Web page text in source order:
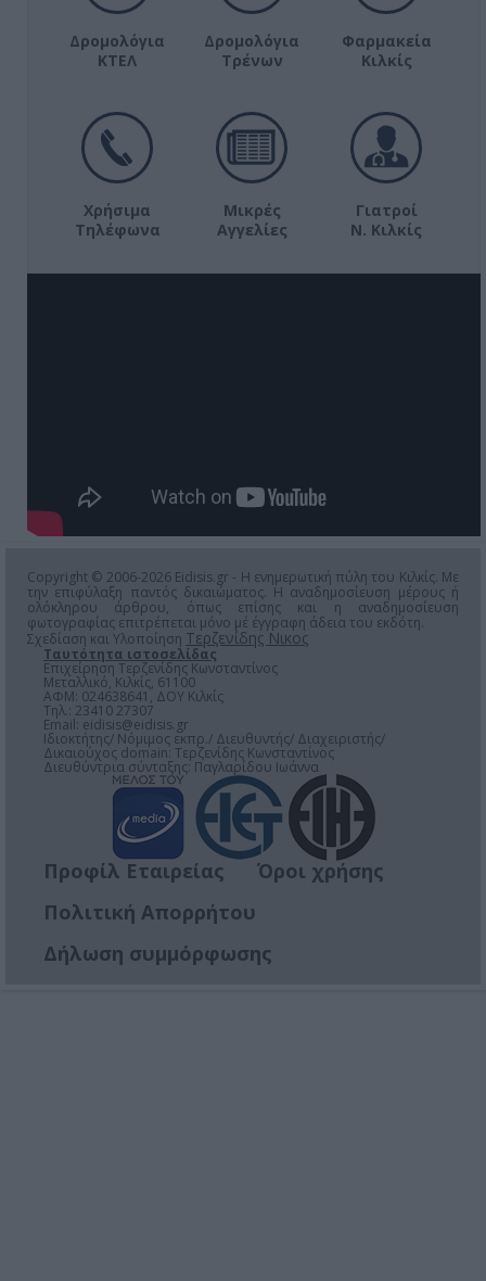
Δρομολόγια
ΚΤΕΛ
Δρομολόγια
Τρένων
Φαρμακεία
Κιλκίς
Χρήσιμα
Τηλέφωνα
Μικρές
Αγγελίες
Γιατροί
Ν. Κιλκίς
Copyright © 2006-2026 Eidisis.gr - Η ενημερωτική πύλη του Κιλκίς. Με
την επιφύλαξη παντός δικαιώματος. Η αναδημοσίευση μέρους ή
ολόκληρου άρθρου, όπως επίσης και η αναδημοσίευση
φωτογραφίας επιτρέπεται μόνο μέ έγγραφη άδεια του εκδότη.
Σχεδίαση και Υλοποίηση Τερζενίδης Νικος
Ταυτότητα ιστοσελίδας
Επιχείρηση Τερζενίδης Κωνσταντίνος
Μεταλλικό, Κιλκίς, 61100
ΑΦΜ: 024638641, ΔΟΥ Κιλκίς
Τηλ.: 23410 27307
Email: eidisis@eidisis.gr
Ιδιοκτήτης/ Νόμιμος εκπρ./ Διευθυντής/ Διαχειριστής/
Δικαιούχος domain: Τερζενίδης Κωνσταντίνος
Διευθύντρια σύνταξης: Παγλαρίδου Ιωάννα
Προφίλ Εταιρείας
Όροι χρήσης
Πολιτική Απορρήτου
Δήλωση συμμόρφωσης